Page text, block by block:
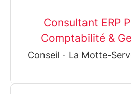
Consultant ERP
Comptabilité &
Conseil · La Motte-